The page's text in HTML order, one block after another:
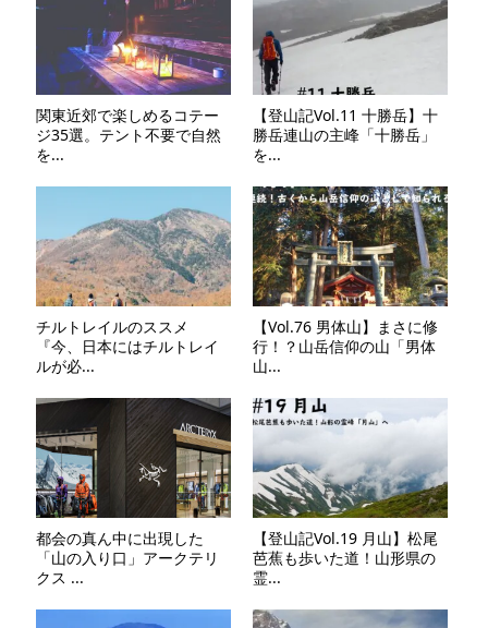
関東近郊で楽しめるコテー
ジ35選。テント不要で自然
を...
【登山記Vol.11 十勝岳】十
勝岳連山の主峰「十勝岳」
を...
チルトレイルのススメ
『今、日本にはチルトレイ
ルが必...
【Vol.76 男体山】まさに修
行！？山岳信仰の山「男体
山...
都会の真ん中に出現した
「山の入り口」アークテリ
クス ...
【登山記Vol.19 月山】松尾
芭蕉も歩いた道！山形県の
霊...